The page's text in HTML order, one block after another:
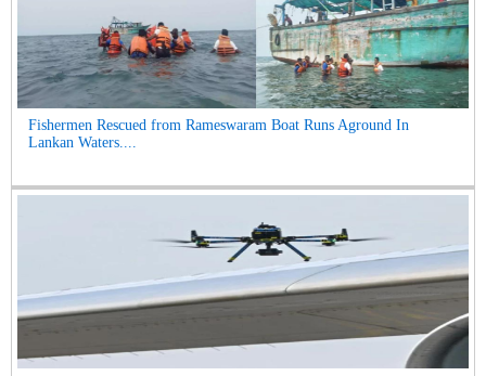
Fishermen Rescued from Rameswaram Boat Runs Aground In
Lankan Waters....